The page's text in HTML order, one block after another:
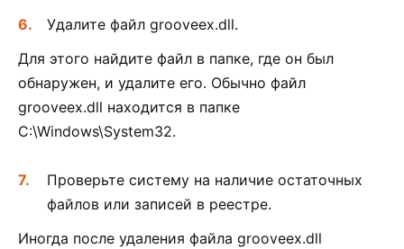
Удалите файл grooveex.dll.
Для этого найдите файл в папке, где он был
обнаружен, и удалите его. Обычно файл
grooveex.dll находится в папке
C:\Windows\System32.
Проверьте систему на наличие остаточных
файлов или записей в реестре.
Иногда после удаления файла grooveex.dll